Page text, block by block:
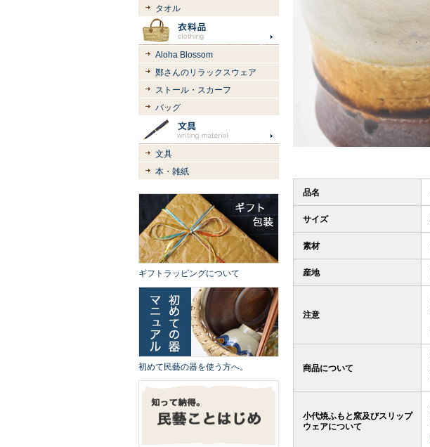
タオル
Aloha Blossom
鄭さんのリラックスウェア
ストール・スカーフ
バッグ
文具
本・雑紙
ギフトラッピングについて
初めて民藝の器を使う方へ。
品名
サイズ
素材
産地
注意
商品について
小代焼ふもと窯及びスリップ
ウェアについて